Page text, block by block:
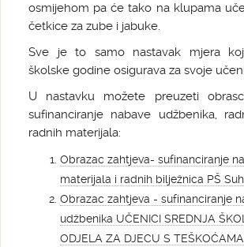
osmijehom pa će tako na klupama
četkice za zube i jabuke.
Sve je to samo nastavak mjera
školske godine osigurava za svoje
U nastavku možete preuzeti
sufinanciranje nabave udžbenika,
radnih materijala:
Obrazac zahtjeva- sufinanciranje
materijala i radnih bilježnica PŠ
Obrazac zahtjeva - sufinanciranje
udžbenika UČENICI SREDNJA
ODJELA ZA DJECU S